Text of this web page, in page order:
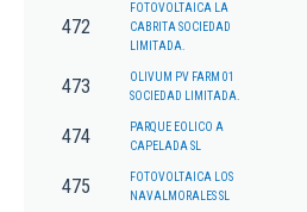
472
FOTOVOLTAICA LA
CABRITA SOCIEDAD
LIMITADA.
473
OLIVUM PV FARM 01
SOCIEDAD LIMITADA.
474
PARQUE EOLICO A
CAPELADA SL
475
FOTOVOLTAICA LOS
NAVALMORALES SL